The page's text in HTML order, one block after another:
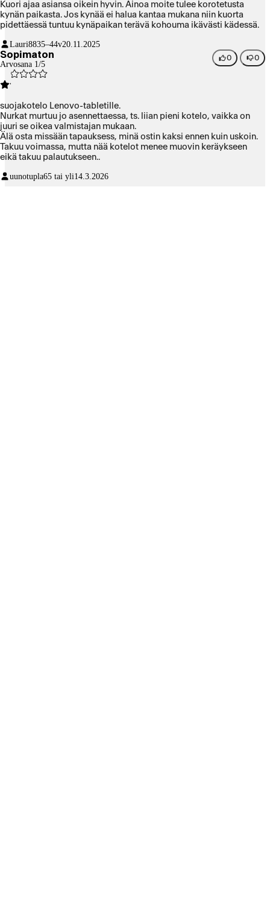
Kuori ajaa asiansa oikein hyvin. Ainoa moite tulee korotetusta
kynän paikasta. Jos kynää ei halua kantaa mukana niin kuorta
pidettäessä tuntuu kynäpaikan terävä kohouma ikävästi kädessä.
Lauri8835–44v20.11.2025
Sopimaton
Arvosana 1/5
0 0
suojakotelo Lenovo-tabletille.
Nurkat murtuu jo asennettaessa, ts. liian pieni kotelo, vaikka on
juuri se oikea valmistajan mukaan.
Älä osta missään tapauksess, minä ostin kaksi ennen kuin uskoin.
Takuu voimassa, mutta nää kotelot menee muovin keräykseen
eikä takuu palautukseen..
uunotupla65 tai yli14.3.2026